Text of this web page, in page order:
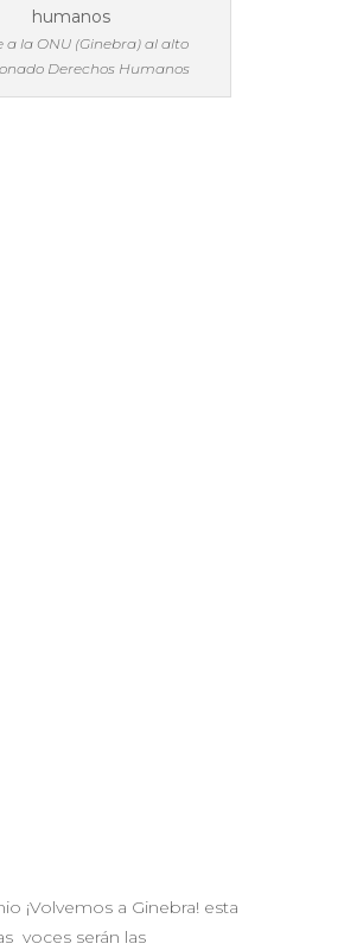
a la ONU (Ginebra) al alto
Derechos Humanos
¡Volvemos a Ginebra! esta
voces serán las